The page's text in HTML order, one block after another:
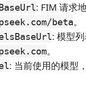
: FIM 请求
beta。
: 模型
。
: 当前使用的模型